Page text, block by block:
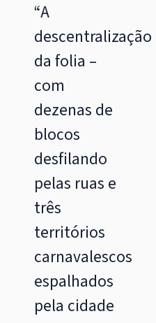
“A
descentralização
da folia –
com
dezenas de
blocos
desfilando
pelas ruas e
três
territórios
carnavalescos
espalhados
pela cidade